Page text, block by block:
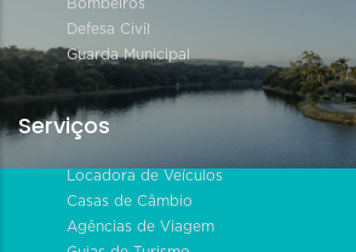
Bombeiros
Defesa Civil
Guarda Municipal
Serviços
Locadora de Veículos
Casas de Câmbio
Agências de Viagem